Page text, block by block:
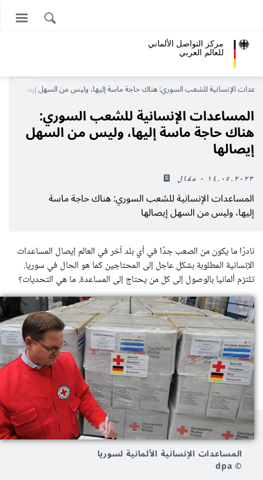
مركز التواصل الألماني
للعالم العربي
الإنسانية للشعب السوري: هناك حاجة ماسة إليها، وليس من السهل إيصالها
المساعدات الإنسانية للشعب السوري:
هناك حاجة ماسة إليها، وليس من السهل
إيصالها
١٤.٠٥.٢٠٢٣ - مقال
المساعدات الإنسانية للشعب السوري: هناك حاجة ماسة
إليها، وليس من السهل إيصالها
نادرًا ما يكون من الصعب جدًا في أي بلد آخر في العالم إيصال المساعدات
الإنسانية المطلوبة بشكل عاجل إلى المحتاجين كما هو الحال في سوريا.
تلتزم ألمانيا بالوصول إلى كل من يحتاج إلى المساعدة. ما هي التحديات؟
المساعدات الإنسانية الألمانية لسوريا
© dpa